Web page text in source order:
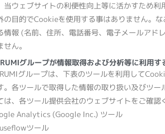
当ウェブサイトの利便性向上等に活かすため
の目的でCookieを使用する事はありません。
情報 (名前、住所、電話番号、電子メールアド
せん。
グループが情報取得および分析等に利用す
グループは、下表のツールを利用して
。各ツールで取得した情報の取り扱い及びツ
は、各ツール提供会社のウェブサイトをご確認
Analytics (Google Inc.) ツール
ツール